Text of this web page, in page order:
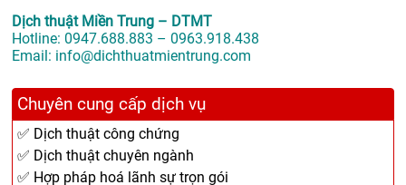
Dịch thuật Miền Trung – DTMT
Hotline: 0947.688.883 – 0963.918.438
Email: info@dichthuatmientrung.com
Chuyên cung cấp dịch vụ
✅ Dịch thuật công chứng
✅ Dịch thuật chuyên ngành
✅ Hợp pháp hoá lãnh sự trọn gói